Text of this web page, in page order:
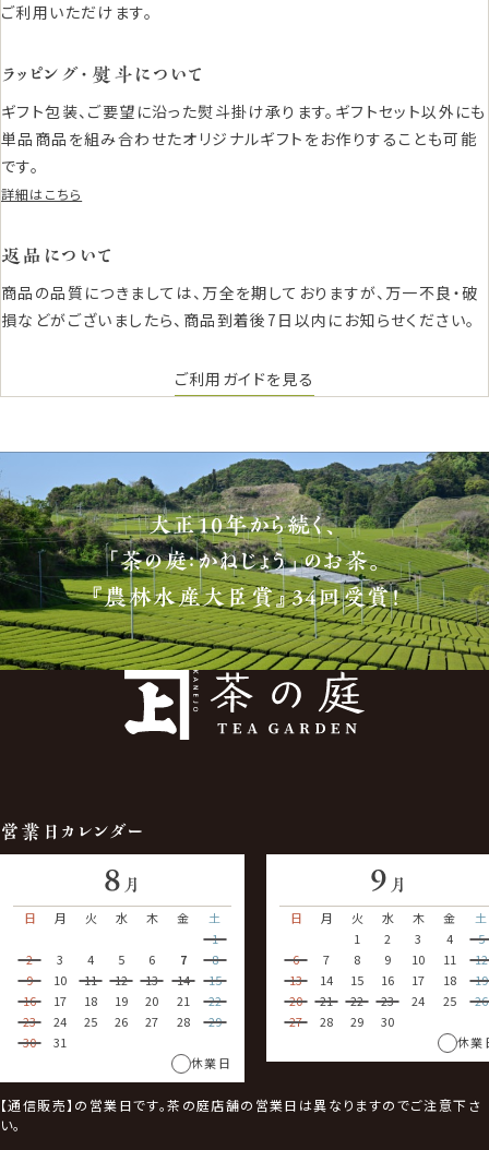
ご利用いただけます。
ラッピング・熨斗について
ギフト包装、ご要望に沿った熨斗掛け承ります。ギフトセット以外にも
単品商品を組み合わせたオリジナルギフトをお作りすることも可能
です。
詳細はこちら
返品について
商品の品質につきましては、万全を期しておりますが、万一不良・破
損などがございましたら、商品到着後7日以内にお知らせください。
ご利用ガイドを見る
大正10年から続く、
「茶の庭：かねじょう」のお茶。
『農林水産大臣賞』34回受賞！
営業日カレンダー
8 月
日
月 火 水 木 金
土
1
2
3 4 5 6 7
8
9
10 11 12 13 14
15
16
17 18 19 20 21
22
23
24 25 26 27 28
29
30
31
休業日
9 月
日
月 火 水 木 金
土
1
2 3 4
5
6
7 8 9 10 11
12
13
14 15 16 17 18
19
20
21 22 23 24 25
26
27
28 29
30
休業
【通信販売】の営業日です。茶の庭店舗の営業日は異なりますのでご注意下さ
い。